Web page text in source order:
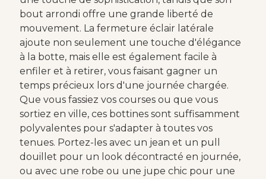
bout arrondi offre une grande liberté de
mouvement. La fermeture éclair latérale
ajoute non seulement une touche d'élégance
à la botte, mais elle est également facile à
enfiler et à retirer, vous faisant gagner un
temps précieux lors d'une journée chargée.
Que vous fassiez vos courses ou que vous
sortiez en ville, ces bottines sont suffisamment
polyvalentes pour s'adapter à toutes vos
tenues. Portez-les avec un jean et un pull
douillet pour un look décontracté en journée,
ou avec une robe ou une jupe chic pour une